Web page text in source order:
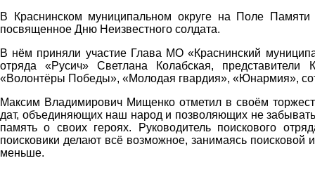
В Краснинском муниципальном округе на Поле Памяти
посвященное Дню Неизвестного солдата.
В нём приняли участие Глава МО «Краснинский
отряда «Русич» Светлана Колабская, представители
«Волонтёры Победы», «Молодая гвардия», «Юнармия»,
Максим Владимирович Мищенко отметил в своём
дат, объединяющих наш народ и позволяющих не
память о своих героях. Руководитель поискового
поисковики делают всё возможное, занимаясь
меньше.